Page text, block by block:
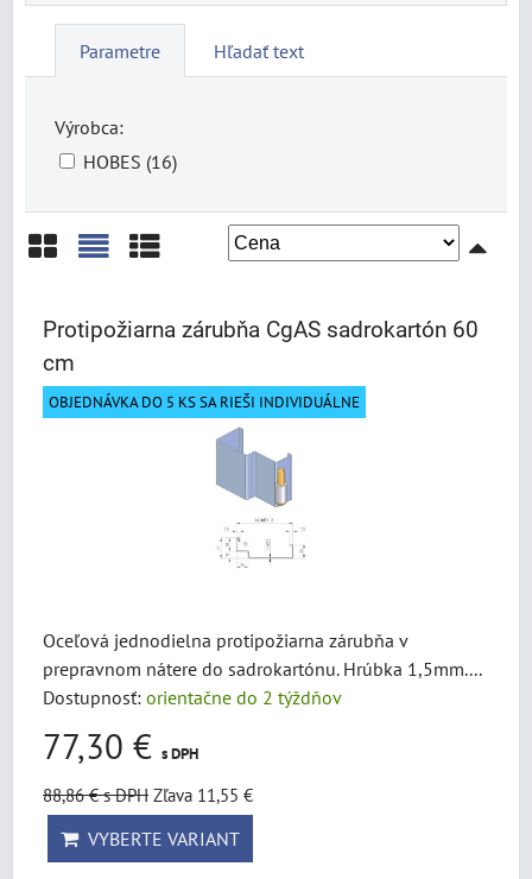
Parametre Hľadať text
Výrobca:
HOBES (16)
Protipožiarna zárubňa CgAS sadrokartón 60
cm
OBJEDNÁVKA DO 5 KS SA RIEŠI INDIVIDUÁLNE
Oceľová jednodielna protipožiarna zárubňa v
prepravnom nátere do sadrokartónu. Hrúbka 1,5mm....
Dostupnosť: orientačne do 2 týždňov
77,30 € s DPH
88,86 €s DPH Zľava 11,55 €
VYBERTE VARIANT